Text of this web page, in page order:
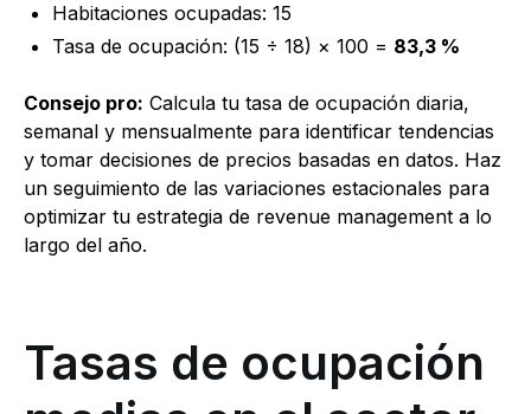
Habitaciones ocupadas: 15
Tasa de ocupación: (15 ÷ 18) × 100 = 83,3 %
Consejo pro: Calcula tu tasa de ocupación diaria,
semanal y mensualmente para identificar tendencias
y tomar decisiones de precios basadas en datos. Haz
un seguimiento de las variaciones estacionales para
optimizar tu estrategia de revenue management a lo
largo del año.
Tasas de ocupación